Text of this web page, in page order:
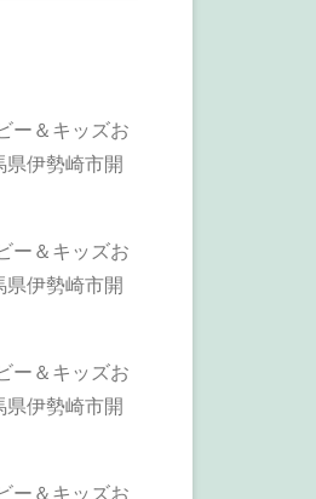
ー＆キッズお
県伊勢崎市開
ー＆キッズお
県伊勢崎市開
ー＆キッズお
県伊勢崎市開
ー＆キッズお